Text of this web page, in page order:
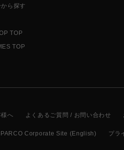
ら探す
TOP
TOP
へ よくあるご質問 / お問い合わせ
PARCO Corporate Site (English) プラ